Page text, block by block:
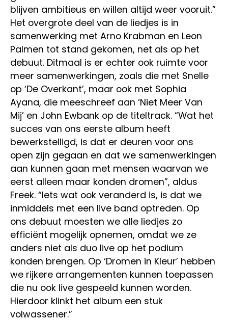
blijven ambitieus en willen altijd weer vooruit.”
Het overgrote deel van de liedjes is in
samenwerking met Arno Krabman en Leon
Palmen tot stand gekomen, net als op het
debuut. Ditmaal is er echter ook ruimte voor
meer samenwerkingen, zoals die met Snelle
op ‘De Overkant’, maar ook met Sophia
Ayana, die meeschreef aan ‘Niet Meer Van
Mij’ en John Ewbank op de titeltrack. “Wat het
succes van ons eerste album heeft
bewerkstelligd, is dat er deuren voor ons
open zijn gegaan en dat we samenwerkingen
aan kunnen gaan met mensen waarvan we
eerst alleen maar konden dromen”, aldus
Freek. “Iets wat ook veranderd is, is dat we
inmiddels met een live band optreden. Op
ons debuut moesten we alle liedjes zo
efficiënt mogelijk opnemen, omdat we ze
anders niet als duo live op het podium
konden brengen. Op ‘Dromen in Kleur’ hebben
we rijkere arrangementen kunnen toepassen
die nu ook live gespeeld kunnen worden.
Hierdoor klinkt het album een stuk
volwassener.”